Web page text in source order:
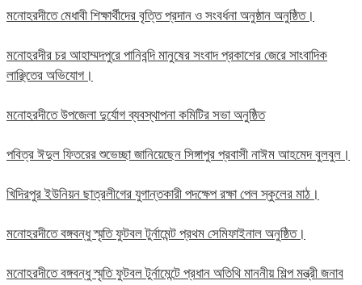
মনোহরদীতে মেধাবী শিক্ষার্থীদের বৃত্তি প্রদান ও সংবর্ধনা অনুষ্ঠান অনুষ্ঠিত।
মনোহরদীর চর আহাম্মদপুরে পানিবন্দি মানুষের সংবাদ প্রকাশের জেরে সাংবাদিক
লাঞ্ছিতের অভিযোগ।
মনোহরদীতে উপজেলা দুর্যোগ ব্যবস্থাপনা কমিটির সভা অনুষ্ঠিত
পবিত্র ঈদুল ফিতরের শুভেচ্ছা জানিয়েছেন সিঙ্গাপুর প্রবাসী নাঈম আহমেদ বুলবুল।
খিদিরপুর ইউনিয়ন ছাত্রলীগের যুগান্তকারী পদক্ষেপ রক্ষা পেল স্কুলের মাঠ।
মনোহরদীতে বঙ্গবন্ধু স্মৃতি ফুটবল টুর্নামেন্ট প্রথম সেমিফাইনাল অনুষ্ঠিত।
মনোহরদীতে বঙ্গবন্ধু স্মৃতি ফুটবল টুর্নামেন্টে প্রধান অতিথি মাননীয় শিল্প মন্ত্রী জনাব